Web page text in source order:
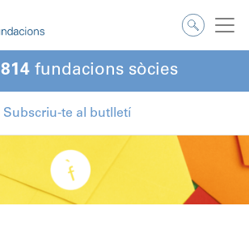
814 fundacions sòcies
Subscriu-te al butlletí